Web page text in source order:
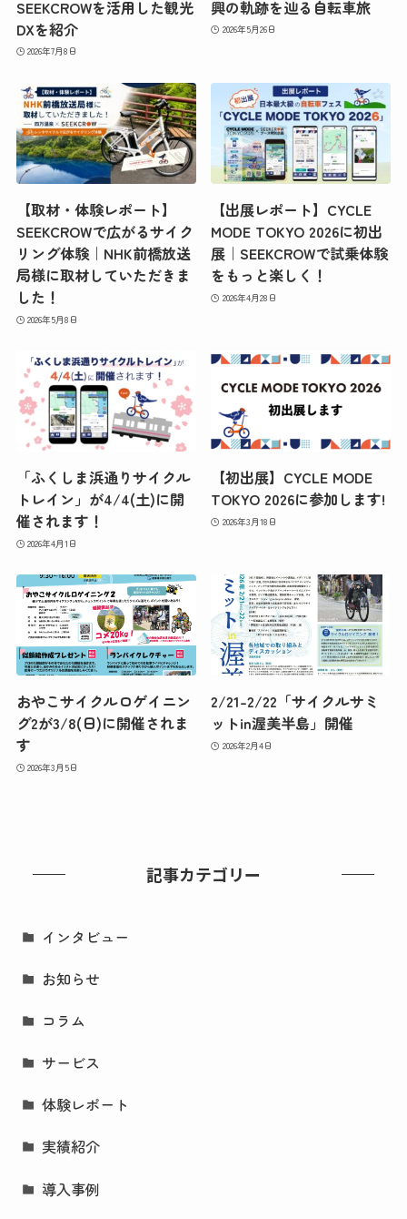
SEEKCROWを活用した観光
DXを紹介
2026年7月8日
興の軌跡を辿る自転車旅
2026年5月26日
【取材・体験レポート】
SEEKCROWで広がるサイク
リング体験｜NHK前橋放送
局様に取材していただきま
した！
2026年5月8日
【出展レポート】CYCLE
MODE TOKYO 2026に初出
展｜SEEKCROWで試乗体験
をもっと楽しく！
2026年4月28日
「ふくしま浜通りサイクル
トレイン」が4/4(土)に開
催されます！
2026年4月1日
【初出展】CYCLE MODE
TOKYO 2026に参加します!
2026年3月18日
おやこサイクルロゲイニン
グ2が3/8(日)に開催されま
す
2026年3月5日
2/21-2/22「サイクルサミ
ットin渥美半島」開催
2026年2月4日
記事カテゴリー
インタビュー
お知らせ
コラム
サービス
体験レポート
実績紹介
導入事例